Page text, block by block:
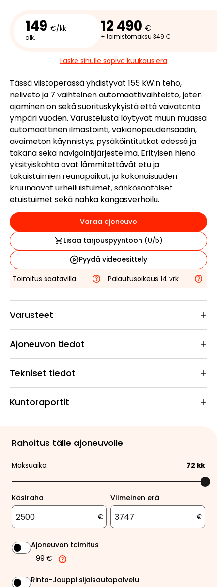
149 €/kk
alk.
12 490 €
+ toimistomaksu 349 €
Laske sinulle sopiva kuukausierä
Tässä viistoperässä yhdistyvät 155 kW:n teho,
neliveto ja 7 vaihteinen automaattivaihteisto, joten
ajaminen on sekä suorituskykyistä että vaivatonta
ympäri vuoden. Varustelusta löytyvät muun muassa
automaattinen ilmastointi, vakionopeudensäädin,
avaimeton käynnistys, pysäköintitutkat edessä ja
takana sekä navigointijärjestelmä. Erityisen hieno
yksityiskohta ovat lämmitettävät etu ja
takaistuimien reunapaikat, ja kokonaisuuden
kruunaavat urheiluistuimet, sähkösäätöiset
etuistuimet sekä nahka kangasverhoilu.
Varaa ajoneuvo
Lisää tarjouspyyntöön (0/5)
Pyydä videoesittely
Toimitus saatavilla
Palautusoikeus 14 vrk
Varusteet
Ajoneuvon tiedot
Tekniset tiedot
Kuntoraportit
Rahoitus tälle ajoneuvolle
Maksuaika: 72 kk
Käsiraha
€
Viimeinen erä
€
Ajoneuvon toimitus
99 €
Rinta-Jouppi sijaisautopalvelu